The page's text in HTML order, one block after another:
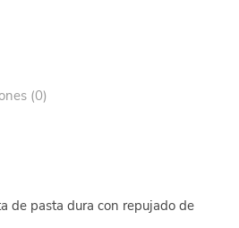
(0)
de pasta dura con repujado de